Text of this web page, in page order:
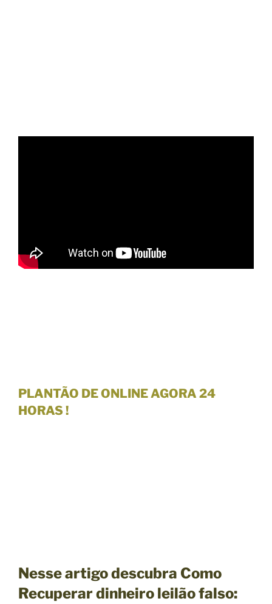
PLANTÃO DEONLINE AGORA 24
HORAS !
Nesse artigo descubra Como
Recuperar dinheiro leilão falso: